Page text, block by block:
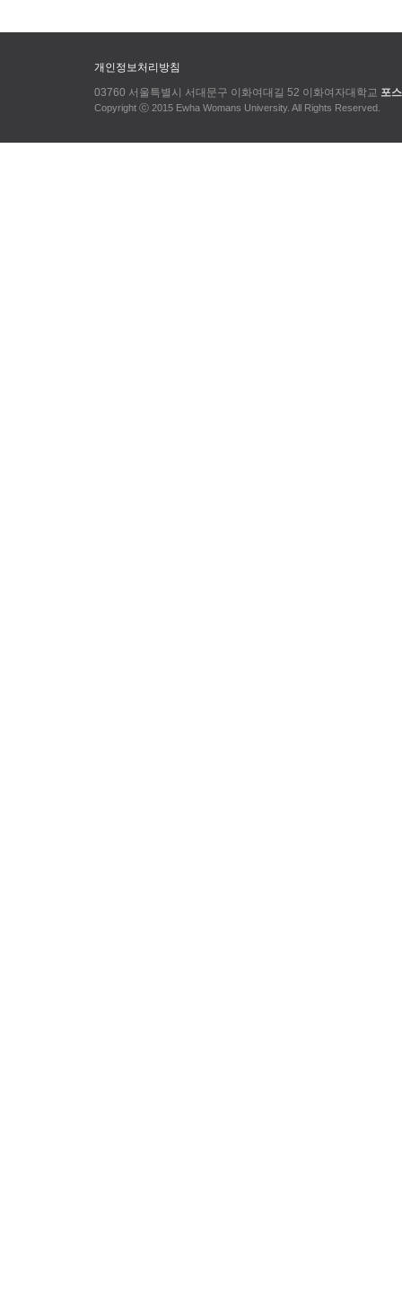
개인정보처리방침
03760 서울특별시 서대문구 이화여대길 52 이화여자대학교 포
Copyright ⓒ 2015 Ewha Womans University. All Rights Reserved.